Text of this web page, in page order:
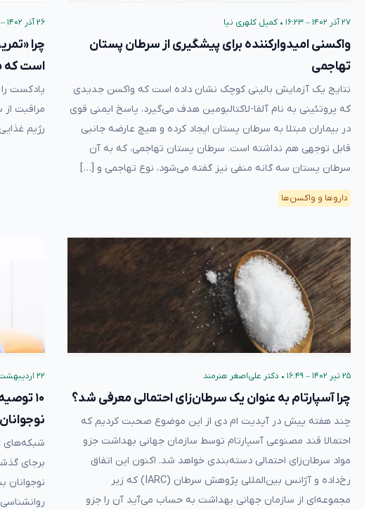
۲۷ آذر ۱۴۰۲ – ۱۶:۲۳ • کمیل کلهری نیا
واکسنی امیدوارکننده برای پیشگیری از سرطان پستان
تهاجمی
نتایج یک آزمایش بالینی کوچک نشان داده است که واکسن جدیدی
که پروتئینی به نام آلفا-لاکتالبومین هدف می‌گیرد، پاسخ ایمنی قوی
در بیماران مبتلا به سرطان پستان ایجاد کرده و هیچ عارضه جانبی
قابل توجهی هم نداشته است. سرطان پستان تهاجمی، که به آن
سرطان پستان سه گانه منفی نیز گفته می‌شود، نوع تهاجمی و […]
دارو‌ها و واکسن‌ها
۲۶ آذر ۱۴۰۲ – ۱۲:۱۳
چرا
است که
پادکست
مراقبت
رژیم
۲۵ تیر ۱۴۰۲ – ۱۶:۴۹ • دکتر علی‌اصغر هنرمند
چرا آسپارتام به عنوان یک سرطان‌زای احتمالی معرفی شد؟
چند هفته پیش در آپدیت ام دی از این موضوع صحبت کردیم که
احتمالا قند مصنوعی آسپارتام توسط سازمان جهانی بهداشت جزو
مواد سرطان‌زای احتمالی دسته‌بندی خواهد شد. اکنون این اتفاق
رخ‌داده و آژانس بین‌المللی پژوهش‌ سرطان (IARC) که زیر
مجموعه‌ای از سازمان جهانی بهداشت به حساب می‌آید آن را جزو
۲۲ اردیبهشت ۱۴۰۲ – ۱۴:۰۰
۱۰
نوجوانان
شبکه‌های
برجای
نوجوانان